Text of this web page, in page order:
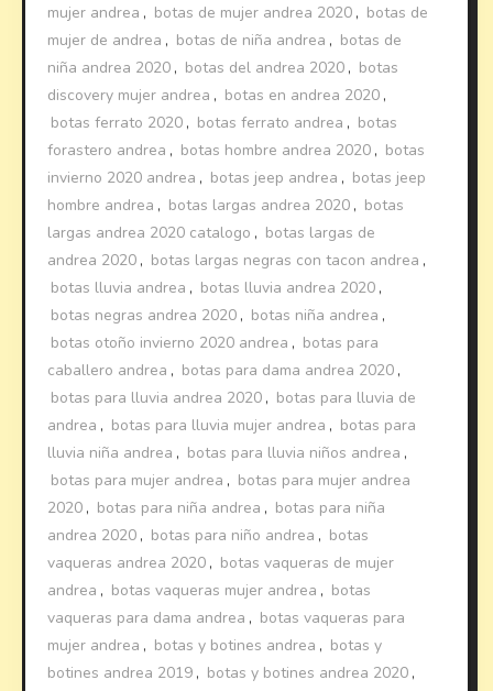
mujer andrea , botas de mujer andrea 2020 , botas de
mujer de andrea , botas de niña andrea , botas de
niña andrea 2020 , botas del andrea 2020 , botas
discovery mujer andrea , botas en andrea 2020 ,
botas ferrato 2020 , botas ferrato andrea , botas
forastero andrea , botas hombre andrea 2020 , botas
invierno 2020 andrea , botas jeep andrea , botas jeep
hombre andrea , botas largas andrea 2020 , botas
largas andrea 2020 catalogo , botas largas de
andrea 2020 , botas largas negras con tacon andrea ,
botas lluvia andrea , botas lluvia andrea 2020 ,
botas negras andrea 2020 , botas niña andrea ,
botas otoño invierno 2020 andrea , botas para
caballero andrea , botas para dama andrea 2020 ,
botas para lluvia andrea 2020 , botas para lluvia de
andrea , botas para lluvia mujer andrea , botas para
lluvia niña andrea , botas para lluvia niños andrea ,
botas para mujer andrea , botas para mujer andrea
2020 , botas para niña andrea , botas para niña
andrea 2020 , botas para niño andrea , botas
vaqueras andrea 2020 , botas vaqueras de mujer
andrea , botas vaqueras mujer andrea , botas
vaqueras para dama andrea , botas vaqueras para
mujer andrea , botas y botines andrea , botas y
botines andrea 2019 , botas y botines andrea 2020 ,